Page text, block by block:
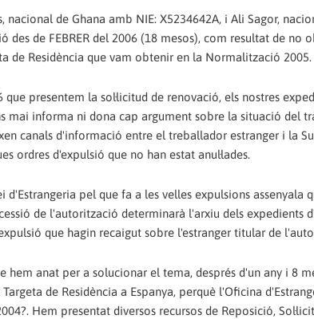
nacional de Ghana amb NIE: X5234642A, i Ali Sagor,
des de FEBRER del 2006 (18 mesos), com resultat de no
de Residència que vam obtenir en la Normalització 2005.
que presentem la sol·licitud de renovació, els nostres
mai informa ni dona cap argument sobre la situació del
canals d'informació entre el treballador estranger i la
ordres d'expulsió que no han estat anul·lades.
d'Estrangeria pel que fa a les velles expulsions assenyala
de l'autorització determinarà l'arxiu dels expedients
que hagin recaigut sobre l'estranger titular de
hem anat per a solucionar el tema, després d'un any i 8
de Residència a Espanya, perquè l'Oficina
Hem presentat diversos recursos de Reposició,